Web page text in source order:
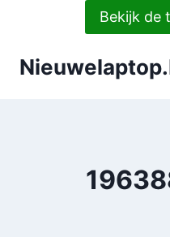
Bekijk de